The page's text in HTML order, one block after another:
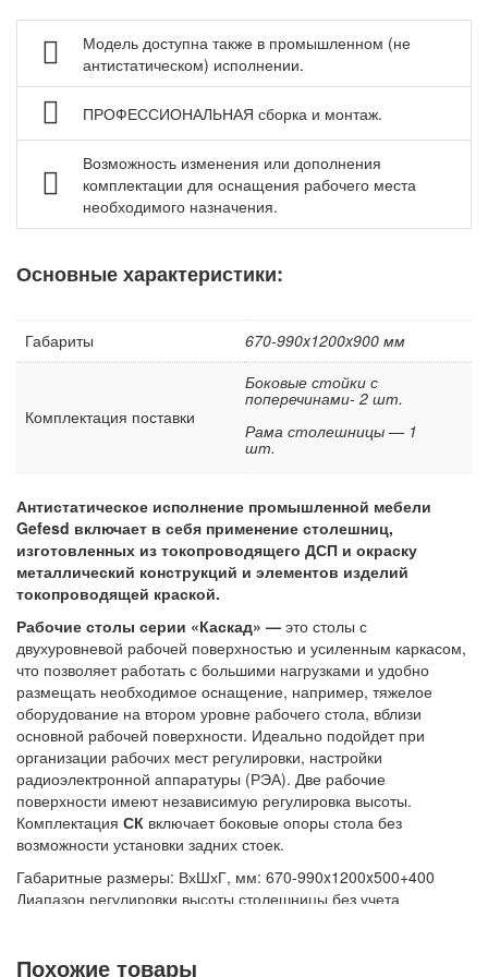
Аксессуары для антистатических столов МЕТЕХ
Аксессуары для антистатических столов Gresson ESD
Шкафы сухого хранения ESD
Мебель для чистых помещений
Перфорированные панели, подвесы и крюки
Хранение метизов и мелких деталей
Стеллажи металлические
Сейфы
Тележки ручные для перевозки грузов
Аксессуары для сварки
Контейнеры производственные
Грузоподъемное оборудование
Нестандартные изделия
Модель доступна также в промышленном (не
антистатическом) исполнении.
ПРОФЕССИОНАЛЬНАЯ сборка и монтаж.
Возможность изменения или дополнения
комплектации для оснащения рабочего места
необходимого назначения.
Основные характеристики:
Габариты 670-990x1200x900 мм
Комплектация поставки
Боковые стойки с
поперечинами- 2 шт.
Рама столешницы — 1
шт.
Антистатическое исполнение промышленной мебели
Gefesd включает в себя применение столешниц,
изготовленных из токопроводящего ДСП и окраску
металлический конструкций и элементов изделий
токопроводящей краской.
Рабочие столы серии «Каскад» — это столы с
двухуровневой рабочей поверхностью и усиленным каркасом,
что позволяет работать с большими нагрузками и удобно
размещать необходимое оснащение, например, тяжелое
оборудование на втором уровне рабочего стола, вблизи
основной рабочей поверхности. Идеально подойдет при
организации рабочих мест регулировки, настройки
радиоэлектронной аппаратуры (РЭА). Две рабочие
поверхности имеют независимую регулировка высоты.
Комплектация СК включает боковые опоры стола без
возможности установки задних стоек.
Габаритные размеры: ВхШхГ, мм: 670-990x1200x500+400
Диапазон регулировки высоты столешницы без учета
Допустимая нагрузка на конструкцию: 500 кг
Похожие товары